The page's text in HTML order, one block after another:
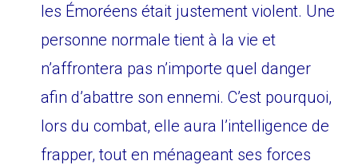
les Émoréens était justement violent. Une
personne normale tient à la vie et
n’affrontera pas n’importe quel danger
afin d’abattre son ennemi. C’est pourquoi,
lors du combat, elle aura l’intelligence de
frapper, tout en ménageant ses forces